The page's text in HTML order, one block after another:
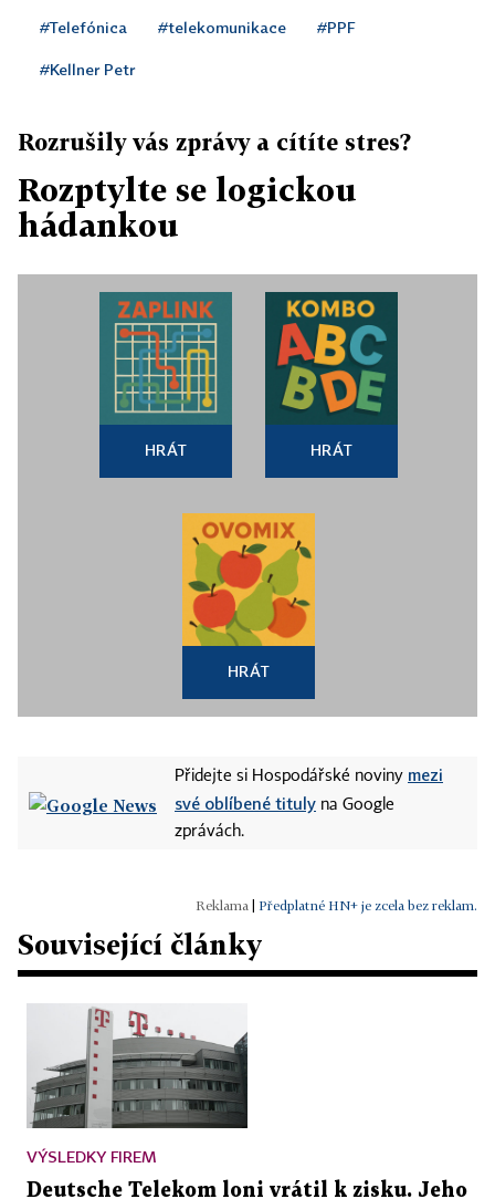
#Telefónica #telekomunikace #PPF
#Kellner Petr
Rozrušily vás zprávy a cítíte stres?
Rozptylte se logickou
hádankou
HRÁT HRÁT
HRÁT
Přidejte si Hospodářské noviny mezi
své oblíbené tituly na Google
zprávách.
Předplatné HN+ je zcela bez reklam.
Související články
VÝSLEDKY FIREM
Deutsche Telekom loni vrátil k zisku. Jeho